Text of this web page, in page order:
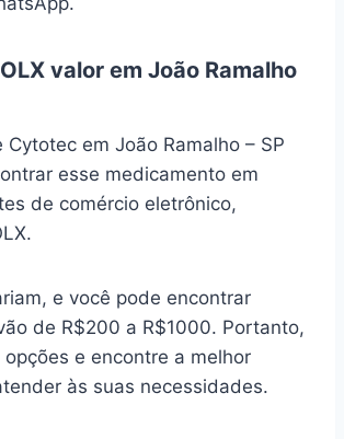
valor em João Ramalho
Cytotec em João Ramalho – SP
esse medicamento em
de comércio eletrônico,
e você pode encontrar
de R$200 a R$1000. Portanto,
opções e encontre a melhor
às suas necessidades.